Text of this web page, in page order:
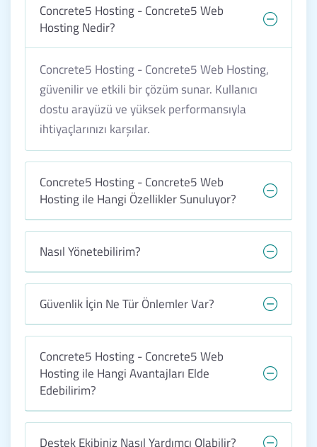
Concrete5 Hosting - Concrete5 Web
Hosting Nedir?
Concrete5 Hosting - Concrete5 Web Hosting,
güvenilir ve etkili bir çözüm sunar. Kullanıcı
dostu arayüzü ve yüksek performansıyla
ihtiyaçlarınızı karşılar.
Concrete5 Hosting - Concrete5 Web
Hosting ile Hangi Özellikler Sunuluyor?
Nasıl Yönetebilirim?
Güvenlik İçin Ne Tür Önlemler Var?
Concrete5 Hosting - Concrete5 Web
Hosting ile Hangi Avantajları Elde
Edebilirim?
Destek Ekibiniz Nasıl Yardımcı Olabilir?